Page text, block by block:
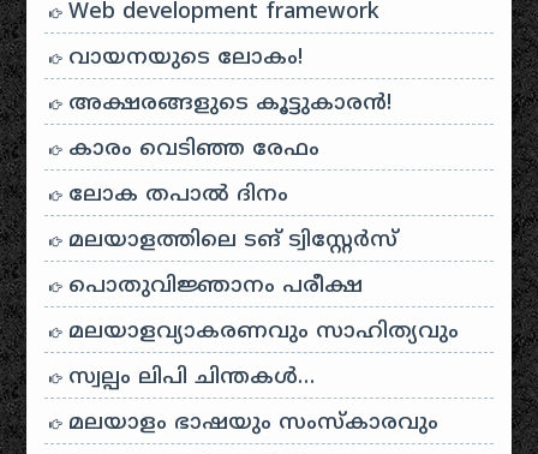
Web development framework
വായനയുടെ ലോകം!
അക്ഷരങ്ങളുടെ കൂട്ടുകാരൻ!
കാരം വെടിഞ്ഞ രേഫം
ലോക തപാൽ ദിനം
മലയാളത്തിലെ ടങ് ട്വിസ്റ്റേർസ്
പൊതുവിജ്ഞാനം പരീക്ഷ
മലയാളവ്യാകരണവും സാഹിത്യവും
സ്വല്പം ലിപി ചിന്തകൾ…
മലയാളം ഭാഷയും സംസ്കാരവും